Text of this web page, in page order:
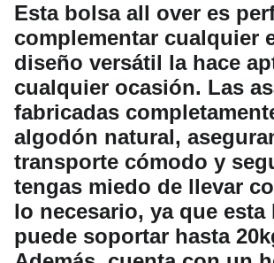
Esta bolsa all over es
complementar cualquier
diseño versátil la hace
cualquier ocasión. Las
fabricadas
algodón natural,
transporte cómodo y
tengas miedo de llevar
lo necesario, ya que esta
puede soportar hasta